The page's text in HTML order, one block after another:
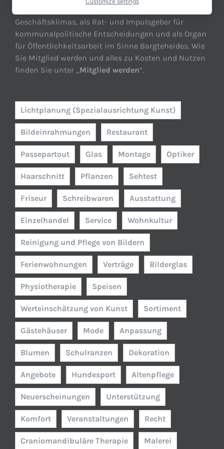
Geschäftsklimas, als Rat- und Impulsgeber für
kommunalpolitische Entscheidungen und als Organ
für Öffentlichkeitsarbeit im Sinne Bargteheides. Wie
Sie Mitglied werden und alles zu Kosten und Nutzen
finden Sie unter „Mitglied werden“.
Lichtplanung (Spezialausrichtung Kunst)
Bildeinrahmungen Restaurant
Passepartout Glas Montage Optiker
Haarschnitt Pflanzen Sehtest
Friseur Schreibwaren Ausstattung
Einzelhandel Service Wohnkultur
Reinigung und Pflege von Bildern
Ferienwohnungen Verträge Bilderglas
Physiotherapie Speisen
Werteinschätzung von Kunst Sortiment
Gästehäuser Mode Anpassung
Blumen Schulranzen Dekoration
Angebote Hundesport Altenpflege
Neuerscheinungen Unterstützung
Komfort Veranstaltungen Recht
Craniomandibuläre Therapie Malerei